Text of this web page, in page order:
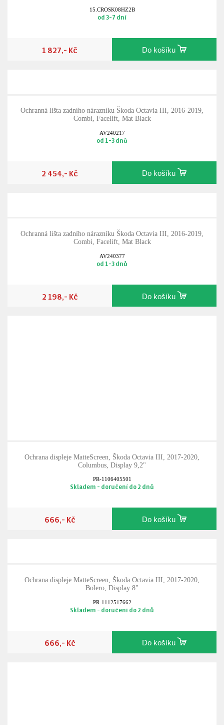
15.CROSK08HZ2B
od 3-7 dní
1 827,- Kč Do košíku
Ochranná lišta zadního nárazníku Škoda Octavia III, 2016-2019,
Combi, Facelift, Mat Black
AV240217
od 1-3 dnů
2 454,- Kč Do košíku
Ochranná lišta zadního nárazníku Škoda Octavia III, 2016-2019,
Combi, Facelift, Mat Black
AV240377
od 1-3 dnů
2 198,- Kč Do košíku
Ochrana displeje MatteScreen, Škoda Octavia III, 2017-2020,
Columbus, Display 9,2"
PR-1106405501
Skladem - doručení do 2 dnů
666,- Kč Do košíku
Ochrana displeje MatteScreen, Škoda Octavia III, 2017-2020,
Bolero, Display 8"
PR-1112517662
Skladem - doručení do 2 dnů
666,- Kč Do košíku